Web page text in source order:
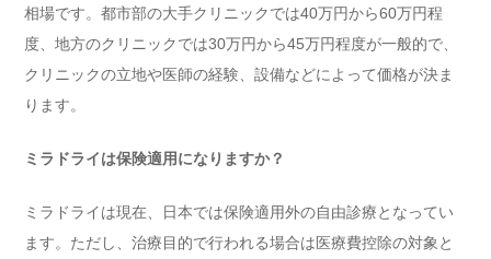
相場です。都市部の大手クリニックでは40万円から60万円程
度、地方のクリニックでは30万円から45万円程度が一般的で、
クリニックの立地や医師の経験、設備などによって価格が決ま
ります。
ミラドライは保険適用になりますか？
ミラドライは現在、日本では保険適用外の自由診療となってい
ます。ただし、治療目的で行われる場合は医療費控除の対象と